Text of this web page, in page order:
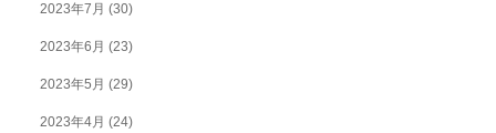
2023年7月 (30)
2023年6月 (23)
2023年5月 (29)
2023年4月 (24)